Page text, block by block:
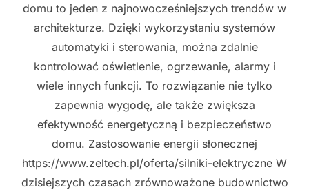
domu to jeden z najnowocześniejszych trendów w
architekturze. Dzięki wykorzystaniu systemów
automatyki i sterowania, można zdalnie
kontrolować oświetlenie, ogrzewanie, alarmy i
wiele innych funkcji. To rozwiązanie nie tylko
zapewnia wygodę, ale także zwiększa
efektywność energetyczną i bezpieczeństwo
domu. Zastosowanie energii słonecznej
https://www.zeltech.pl/oferta/silniki-elektryczne W
dzisiejszych czasach zrównoważone budownictwo